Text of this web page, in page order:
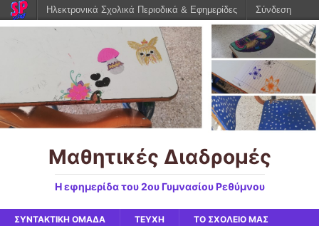
Μαθητικές Διαδρομές
Η εφημερίδα του 2ου Γυμνασίου Ρεθύμνου
ΣΥΝΤΑΚΤΙΚΗ ΟΜΑΔΑ ΤΕΥΧΗ
ΤΟ ΣΧΟΛΕΙΟ ΜΑΣ
Ηλεκτρονικά Σχολικά Περιοδικά & Εφημερίδες Σύνδεση